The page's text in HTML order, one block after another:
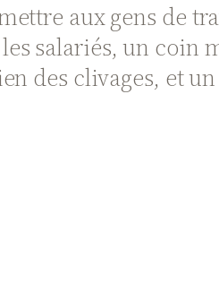
aux gens de
salariés, un coin
des clivages, et